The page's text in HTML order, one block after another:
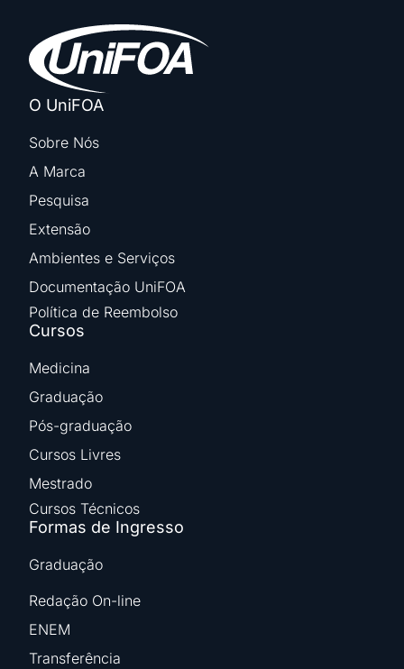
O UniFOA
Sobre Nós
A Marca
Pesquisa
Extensão
Ambientes e Serviços
Documentação UniFOA
Política de Reembolso
Cursos
Medicina
Graduação
Pós-graduação
Cursos Livres
Mestrado
Cursos Técnicos
Formas de Ingresso
Graduação
Redação On-line
ENEM
Transferência